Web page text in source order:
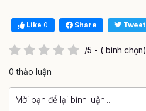
Like 0 Share Tweet
/5 - ( bình chọn)
0 thảo luận